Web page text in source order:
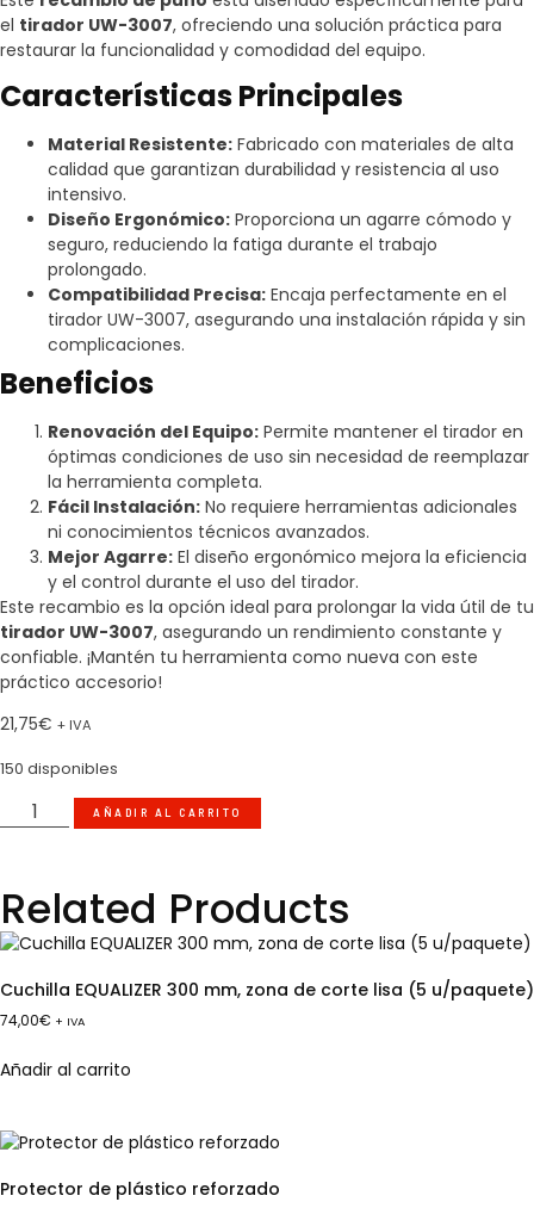
el tirador UW-3007, ofreciendo una solución práctica para
restaurar la funcionalidad y comodidad del equipo.
Características Principales
Material Resistente: Fabricado con materiales de alta
calidad que garantizan durabilidad y resistencia al uso
intensivo.
Diseño Ergonómico: Proporciona un agarre cómodo y
seguro, reduciendo la fatiga durante el trabajo
prolongado.
Compatibilidad Precisa: Encaja perfectamente en el
tirador UW-3007, asegurando una instalación rápida y sin
complicaciones.
Beneficios
Renovación del Equipo: Permite mantener el tirador en
óptimas condiciones de uso sin necesidad de reemplazar
la herramienta completa.
Fácil Instalación: No requiere herramientas adicionales
ni conocimientos técnicos avanzados.
Mejor Agarre: El diseño ergonómico mejora la eficiencia
y el control durante el uso del tirador.
Este recambio es la opción ideal para prolongar la vida útil de tu
tirador UW-3007, asegurando un rendimiento constante y
confiable. ¡Mantén tu herramienta como nueva con este
práctico accesorio!
21,75€ + IVA
150 disponibles
AÑADIR AL CARRITO
Related Products
Cuchilla EQUALIZER 300 mm, zona de corte lisa (5 u/paquete)
74,00€ + IVA
Añadir al carrito
Protector de plástico reforzado